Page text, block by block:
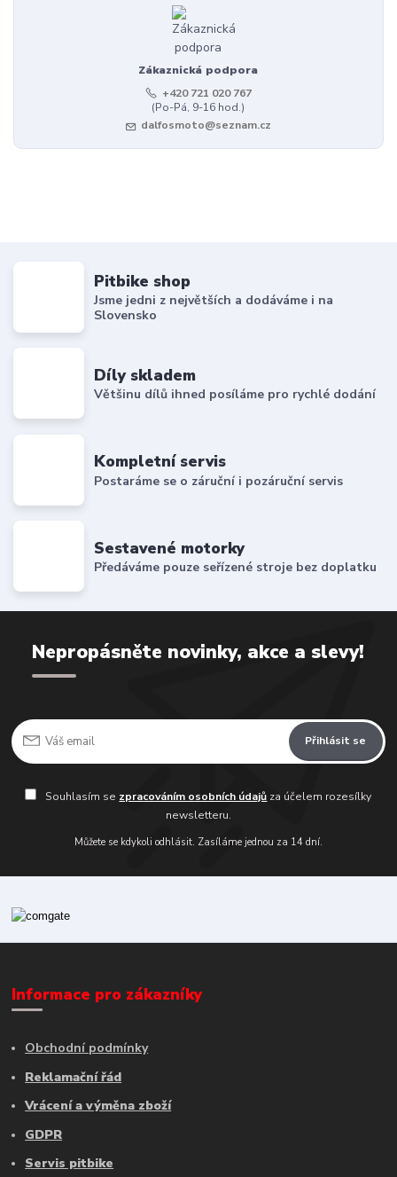
Zákaznická podpora
+420 721 020 767
(Po-Pá, 9-16 hod.)
dalfosmoto@seznam.cz
Pitbike shop
Jsme jedni z největších a dodáváme i na
Slovensko
Díly skladem
Většinu dílů ihned posíláme pro rychlé dodání
Kompletní servis
Postaráme se o záruční i pozáruční servis
Sestavené motorky
Předáváme pouze seřízené stroje bez doplatku
Nepropásněte novinky, akce a slevy!
Přihlásit se
Souhlasím se zpracováním osobních údajů za účelem rozesílky
newsletteru.
Můžete se kdykoli odhlásit. Zasíláme jednou za 14 dní.
Informace pro zákazníky
Obchodní podmínky
Reklamační řád
Vrácení a výměna zboží
GDPR
Servis pitbike